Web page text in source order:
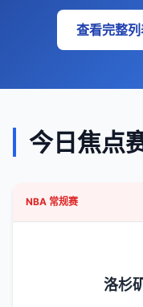
查看完整
今日焦点
NBA 常规赛
洛杉